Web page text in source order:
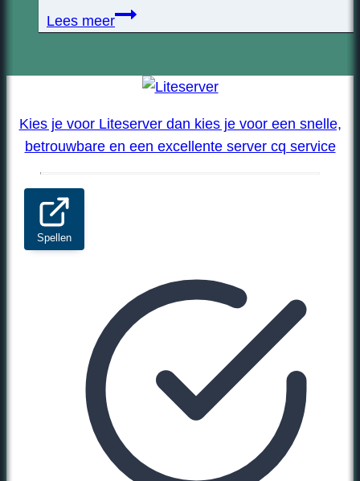
Lees meerNotebook
Fan
Kies je voor Liteserver dan kies je voor een snelle,
betrouwbare en een excellente server cq service
Spellen